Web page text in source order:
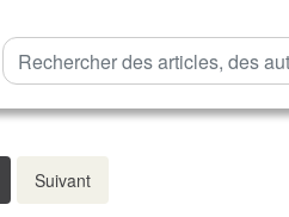
Suivant